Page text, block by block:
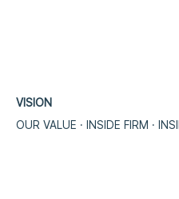
VISION
OUR VALUE · INSIDE FIRM ·